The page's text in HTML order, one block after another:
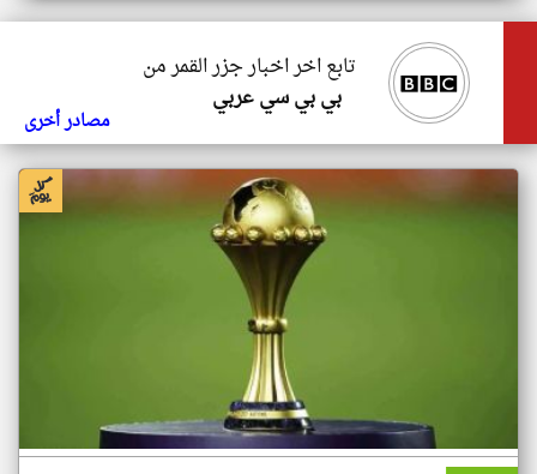
تابع اخر اخبار جزر القمر من
بي بي سي عربي
مصادر أخرى